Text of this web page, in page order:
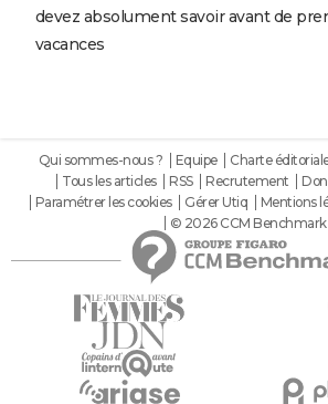
devez absolument savoir avant de
vacances
Qui sommes-nous ? Equipe Charte
Tous les articles
RSS Recrutement
Paramétrer les cookies
Gérer Utiq Mentions
© 2026 CCM Benchmark